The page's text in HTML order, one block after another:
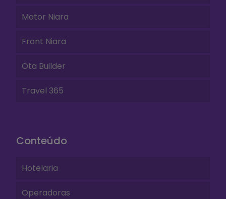
Motor Niara
Front Niara
Ota Builder
Travel 365
Conteúdo
Hotelaria
Operadoras